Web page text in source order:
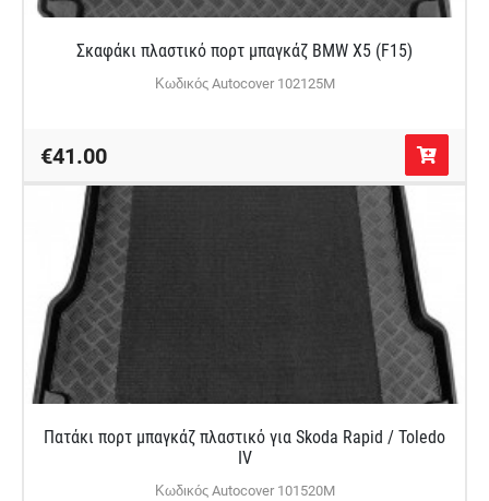
Σκαφάκι πλαστικό πορτ μπαγκάζ BMW X5 (F15)
Κωδικός Autocover 102125M
€41.00
Πατάκι πορτ μπαγκάζ πλαστικό για Skoda Rapid / Toledo
IV
Κωδικός Autocover 101520M